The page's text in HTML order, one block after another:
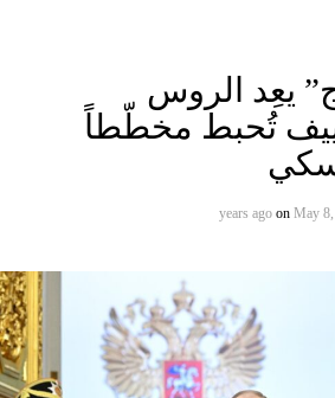
يعِد الروس
تُحبط مخطّطاً
on May